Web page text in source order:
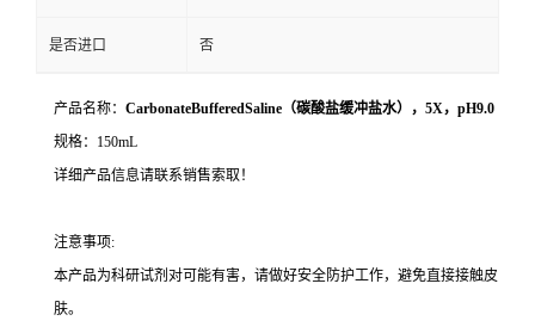
是否进口 否
产品名称： CarbonateBufferedSaline（碳酸盐缓冲盐水），5X，pH9.0
规格：150mL
详细产品信息请联系销售索取！
注意事项:
本产品为科研试剂对可能有害，请做好安全防护工作，避免直接接触皮
肤。